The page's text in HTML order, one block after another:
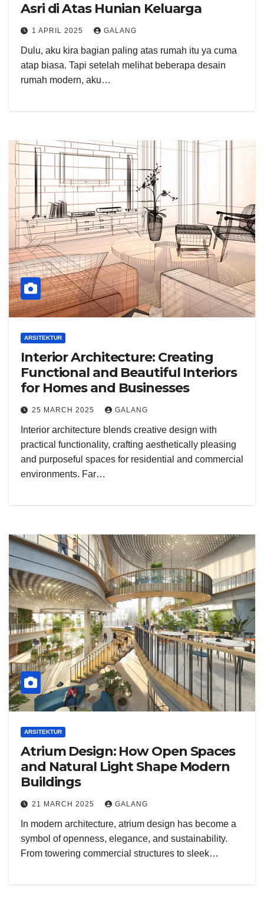
Asri di Atas Hunian Keluarga
1 APRIL 2025 GALANG
Dulu, aku kira bagian paling atas rumah itu ya cuma
atap biasa. Tapi setelah melihat beberapa desain
rumah modern, aku…
ARSITEKTUR
Interior Architecture: Creating
Functional and Beautiful Interiors
for Homes and Businesses
25 MARCH 2025 GALANG
Interior architecture blends creative design with
practical functionality, crafting aesthetically pleasing
and purposeful spaces for residential and commercial
environments. Far…
ARSITEKTUR
Atrium Design: How Open Spaces
and Natural Light Shape Modern
Buildings
21 MARCH 2025 GALANG
In modern architecture, atrium design has become a
symbol of openness, elegance, and sustainability.
From towering commercial structures to sleek…